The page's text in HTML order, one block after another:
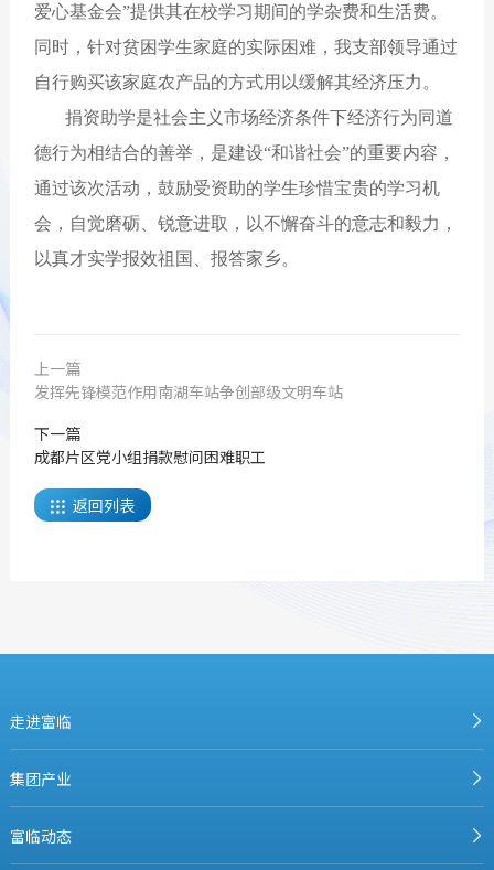
爱心基金会”提供其在校学习期间的学杂费和生活费。
同时，针对贫困学生家庭的实际困难，我支部领导通过
自行购买该家庭农产品的方式用以缓解其经济压力。
捐资助学是社会主义市场经济条件下经济行为同道
德行为相结合的善举，是建设“和谐社会”的重要内容，
通过该次活动，鼓励受资助的学生珍惜宝贵的学习机
会，自觉磨砺、锐意进取，以不懈奋斗的意志和毅力，
以真才实学报效祖国、报答家乡。
上一篇
发挥先锋模范作用南湖车站争创部级文明车站
下一篇
成都片区党小组捐款慰问困难职工
 返回列表
走进富临
集团产业
富临动态